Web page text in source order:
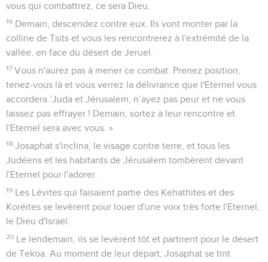
vous qui combattrez, ce sera Dieu.
16 Demain, descendez contre eux. Ils vont monter par la
colline de Tsits et vous les rencontrerez à l'extrémité de la
vallée, en face du désert de Jeruel.
17 Vous n'aurez pas à mener ce combat. Prenez position,
tenez-vous là et vous verrez la délivrance que l'Eternel vous
accordera.’Juda et Jérusalem, n’ayez pas peur et ne vous
laissez pas effrayer ! Demain, sortez à leur rencontre et
l'Eternel sera avec vous. »
18 Josaphat s'inclina, le visage contre terre, et tous les
Judéens et les habitants de Jérusalem tombèrent devant
l'Eternel pour l'adorer.
19 Les Lévites qui faisaient partie des Kehathites et des
Koréites se levèrent pour louer d'une voix très forte l'Eternel,
le Dieu d'Israël.
20 Le lendemain, ils se levèrent tôt et partirent pour le désert
de Tekoa. Au moment de leur départ, Josaphat se tint